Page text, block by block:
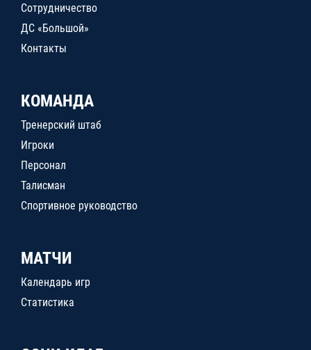
Сотрудничество
ДС «Большой»
Контакты
КОМАНДА
Тренерский штаб
Игроки
Персонал
Талисман
Спортивное руководство
МАТЧИ
Календарь игр
Статистика